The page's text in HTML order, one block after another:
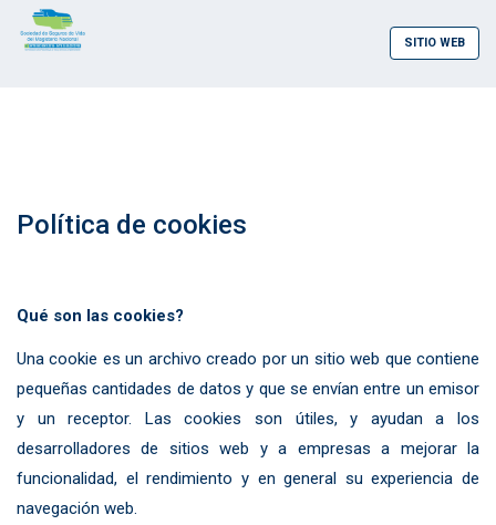
SITIO WEB
Política de cookies
Qué son las cookies?
Una cookie es un archivo creado por un sitio web que contiene
pequeñas cantidades de datos y que se envían entre un emisor
y un receptor. Las cookies son útiles, y ayudan a los
desarrolladores de sitios web y a empresas a mejorar la
funcionalidad, el rendimiento y en general su experiencia de
navegación web.